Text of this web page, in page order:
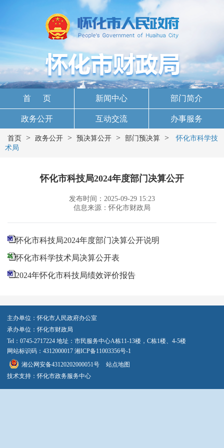
首 页 新闻中心 部门简介
政务公开 互动交流 办事服务
首页 > 政务公开 > 预决算公开 > 部门预决算 >
怀化市科学技
术局
怀化市科技局2024年度部门决算公开
发布时间：2025-09-29 15:23
信息来源：怀化市财政局
怀化市科技局2024年度部门决算公开说明
怀化市科学技术局决算公开表
2024年怀化市科技局绩效评价报告
主办单位：怀化市人民政府办公室
承办单位：怀化市财政局
Tel：0745-2717224 地址：市民服务中心A栋11-13楼，C栋1楼、4-5楼
网站标识码：4312000017 湘ICP备11003356号-1
湘公网安备43120202000051号
站点地图
技术支持：怀化市政务服务中心